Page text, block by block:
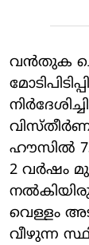
വന്‍തുക
ഹൗസില്‍
2 വര്‍ഷം
വെള്ളം
വീഴുന്ന